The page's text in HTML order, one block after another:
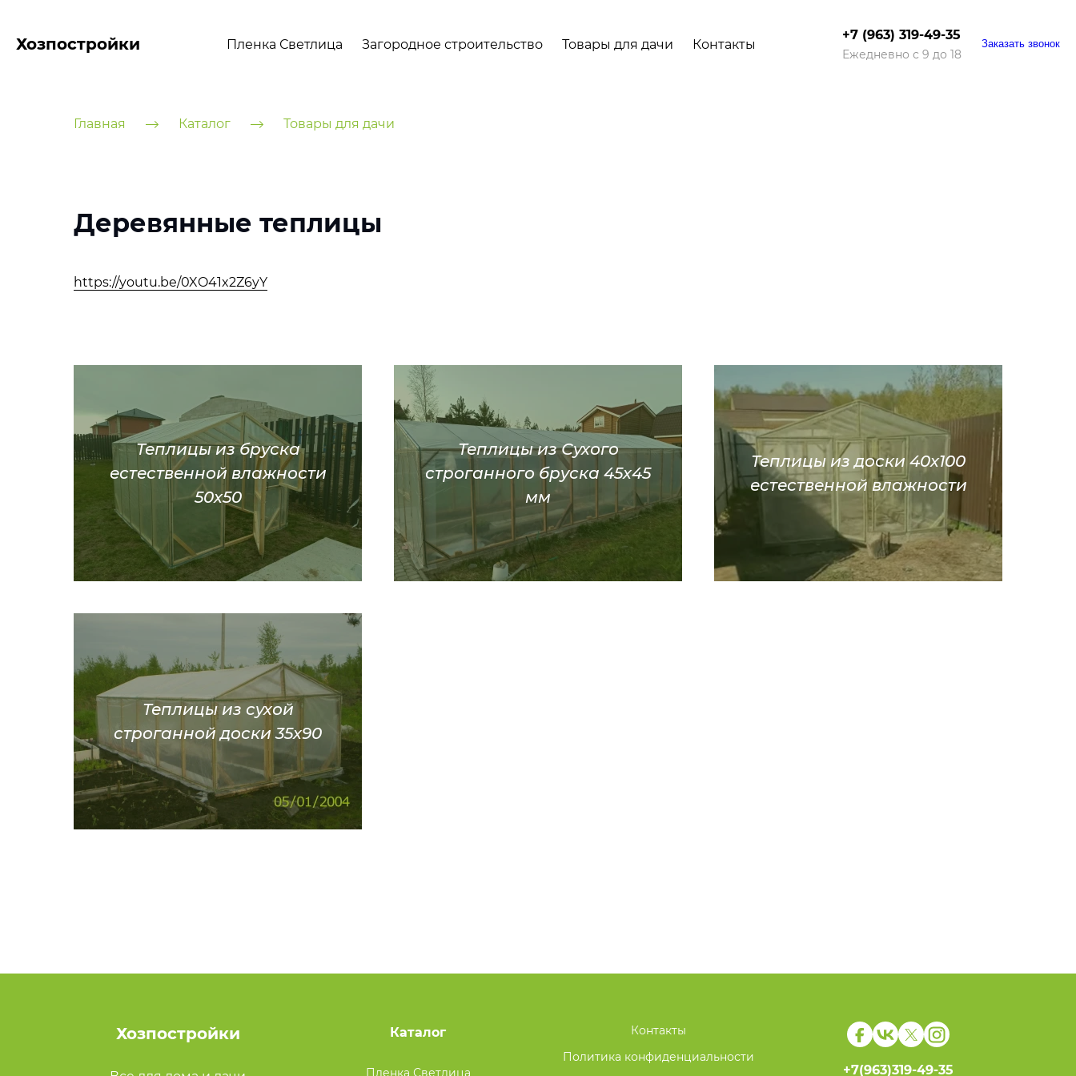
Хозпостройки Пленка Светлица Загородное строительство Товары для дачи Контакты
+7 (963) 319-49-35
Ежедневно с 9 до 18
Заказать звонок
Главная Каталог Товары для дачи
Деревянные теплицы
https://youtu.be/0XO41x2Z6yY
Теплицы из бруска
естественной влажности
50х50
Теплицы из Сухого
строганного бруска 45х45
мм
Теплицы из доски 40х100
естественной влажности
Теплицы из сухой
строганной доски 35х90
Хозпостройки Каталог
Контакты
Политика конфиденциальности
+7(963)319-49-35